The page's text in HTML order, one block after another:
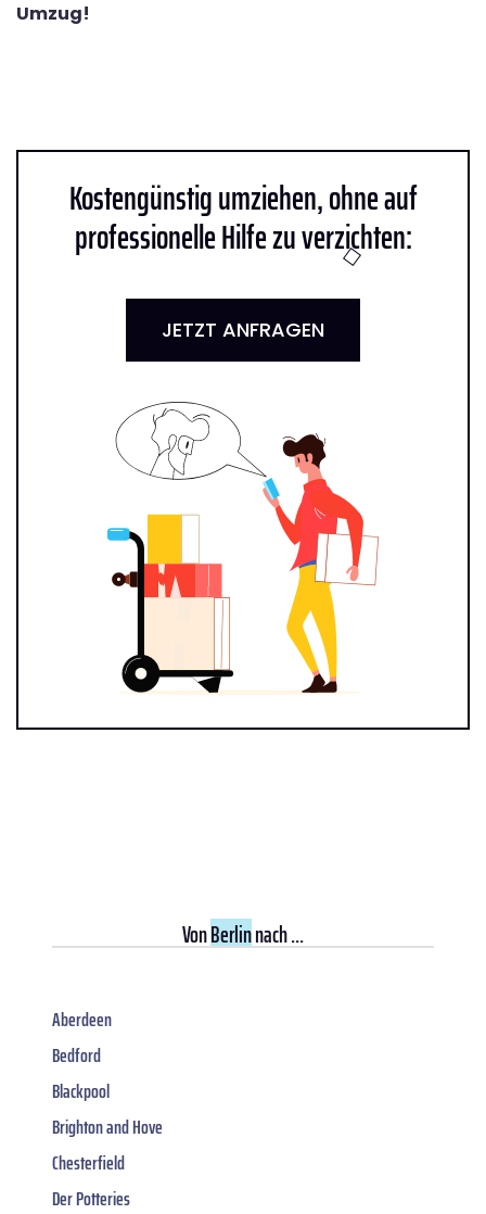
Umzug!
Kostengünstig umziehen, ohne auf
professionelle Hilfe zu verzichten:
JETZT ANFRAGEN
VonBerlinnach ...
Aberdeen
Bedford
Blackpool
Brighton and Hove
Chesterfield
Der Potteries